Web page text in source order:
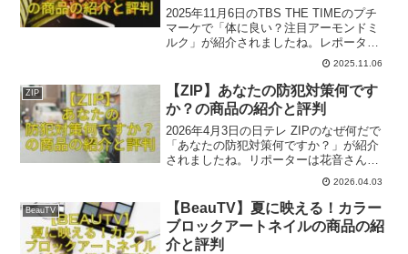
2025年11月6日のTBS THE TIMEのプチ
マーケで「体に良い？注目アーモンドミ
ルク」が紹介されましたね。レポーター
は新名真愛さん、ロケは東急ストア都立
大学店でした。ここでは番組内で出た一
部関連商品のをご紹介いたします。参考
になれば幸いです。
2025.11.06
ZIP
【ZIP】あなたの防犯対策何です
か？の商品の紹介と評判
2026年4月3日の日テレ ZIPのなぜ何だで
「あなたの防犯対策何ですか？」が紹介
されましたね。リポーターは花音さんで
した。ここでは番組内で出た一部関連商
品とその評判をご紹介いたします。参考
になれば幸いです。
2026.04.03
BeauTV
【BeauTV】夏に映える！カラー
ブロックアートネイルの商品の紹
介と評判